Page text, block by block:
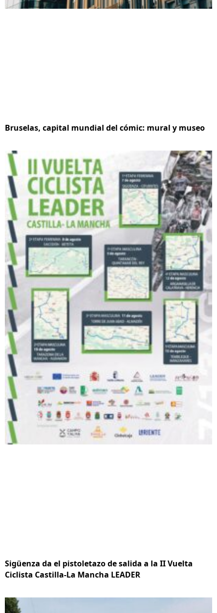
Bruselas, capital mundial del cómic: mural y museo
Sigüenza da el pistoletazo de salida a la II Vuelta
Ciclista Castilla-La Mancha LEADER